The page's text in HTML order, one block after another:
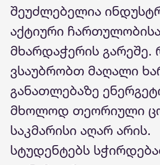
შეუძლებელია
აქტიური
მხარდაჭერის გარეშე.
ვსაუბრობთ მაღალი
განათლებაზე
მხოლოდ თეორიული
საკმარისი აღარ არის.
სტუდენტებს